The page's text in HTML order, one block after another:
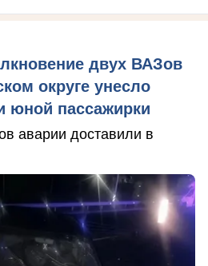
двух ВАЗов
округе унесло
юной пассажирки
аварии доставили в